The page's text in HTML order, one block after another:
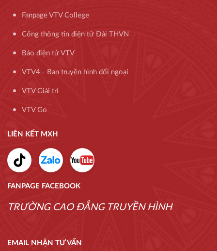
Fanpage VTV College
Cổng thông tin điện tử Đài THVN
Báo điện tử VTV
VTV4 - Ban truyền hình đối ngoại
VTV Giải trí
VTV Go
LIÊN KẾT MXH
FANPAGE FACEBOOK
TRƯỜNG CAO ĐẲNG TRUYỀN HÌNH
EMAIL NHẬN TƯ VẤN